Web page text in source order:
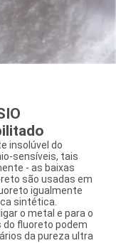
insolúvel do
sensíveis, tais
- as baixas
são usadas em
igualmente
sintética.
o metal e para o
fluoreto podem
da pureza ultra